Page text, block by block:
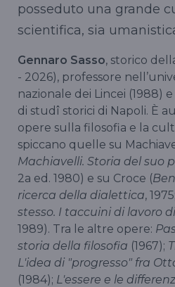
posseduto una grande
scientifica, sia
Gennaro Sasso, storico
- 2026), professore
nazionale dei Lincei (1988)
di studî storici di Napoli. È
opere sulla filosofia e la
spiccano quelle su
Machiavelli. Storia del suo
2a ed. 1980) e su Croce (
ricerca della dialettica, 1975;
stesso. I taccuini di lavoro
1989). Tra le altre opere:
storia della filosofia (1967);
L'idea di "progresso" fra
(1984); L'essere e le